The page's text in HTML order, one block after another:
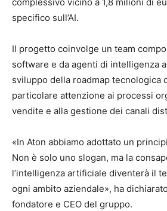
specifico sull’AI.
Il progetto coinvolge un team
software e da agenti di intelligenza
sviluppo della roadmap tecnologica
particolare attenzione ai processi
vendite e alla gestione dei canali
«In Aton abbiamo adottato un
Non è solo uno slogan, ma la
l’intelligenza artificiale diventerà il
ogni ambito aziendale», ha dichiarato
fondatore e CEO del gruppo.